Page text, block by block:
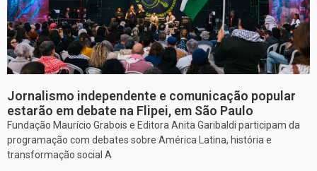
Jornalismo independente e comunicação popular
estarão em debate na Flipei, em São Paulo
Fundação Maurício Grabois e Editora Anita Garibaldi participam da
programação com debates sobre América Latina, história e
transformação social A